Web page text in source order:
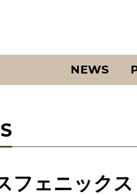
NEWS
フェニック